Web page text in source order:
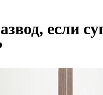
если